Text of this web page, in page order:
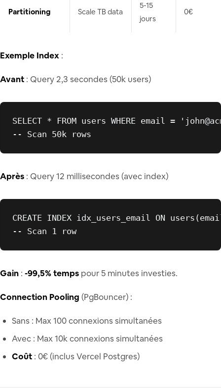
Partitioning Scale TB data
5-15
jours
0€
Exemple Index :
Avant : Query 2,3 secondes (50k users)
SELECT * FROM users WHERE email =
-- Scan 50k rows
Après : Query 12 millisecondes (avec index)
CREATE INDEX idx_users_email ON
-- Scan 1 row
Gain : -99,5% temps pour 5 minutes investies.
Connection Pooling (PgBouncer) :
Sans : Max 100 connexions simultanées
Avec : Max 10k connexions simultanées
Coût : 0€ (inclus Vercel Postgres)